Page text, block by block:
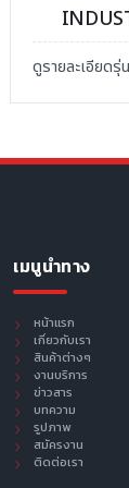
ดูรายละเอียดรุ่
เมนูนำทาง
หน้าแรก
เกี่ยวกับเรา
สินค้าต่างๆ
งานบริการ
ข่าวสาร
บทความ
รูปภาพ
สมัครงาน
ติดต่อเรา